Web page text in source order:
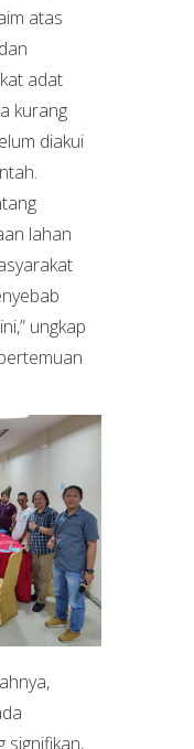
atas
adat
kurang
diakui
lahan
ungkap
signifikan,